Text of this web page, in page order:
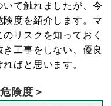
て触れましたが、今
度を紹介します。マ
リスクを知っておく
工事をしない、優良
ばと思います。
険度＞